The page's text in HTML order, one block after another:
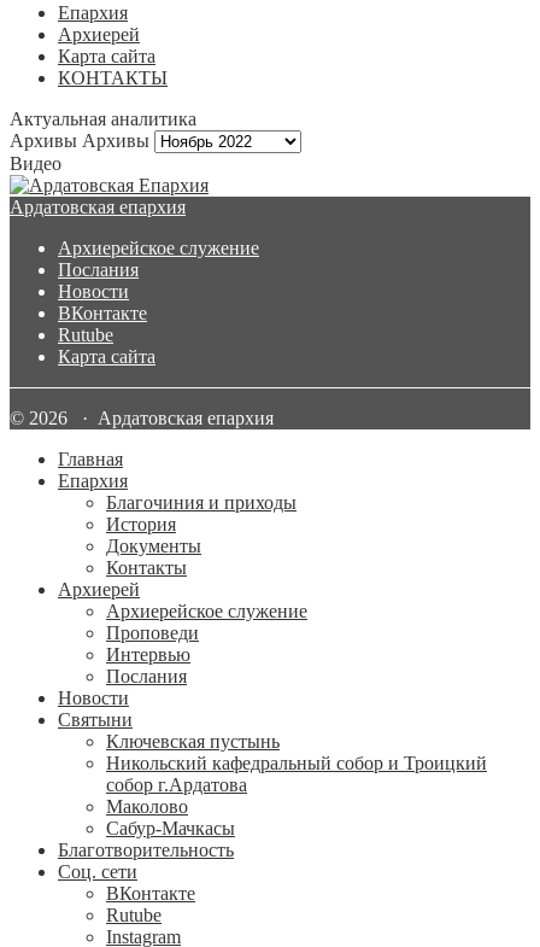
Епархия
Архиерей
Карта сайта
КОНТАКТЫ
Актуальная аналитика
Архивы Архивы
Видео
Ардатовская епархия
Архиерейское служение
Послания
Новости
ВКонтакте
Rutube
Карта сайта
© 2026 · Ардатовская епархия
Главная
Епархия
Благочиния и приходы
История
Документы
Контакты
Архиерей
Архиерейское служение
Проповеди
Интервью
Послания
Новости
Святыни
Ключевская пустынь
Никольский кафедральный собор и Троицкий
собор г.Ардатова
Маколово
Сабур-Мачкасы
Благотворительность
Соц. сети
ВКонтакте
Rutube
Instagram